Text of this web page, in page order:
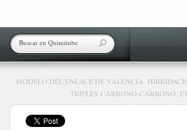
MODELO DEL ENLACE DE VALENCIA.
TRIPLES CARBONO-CARBONO: